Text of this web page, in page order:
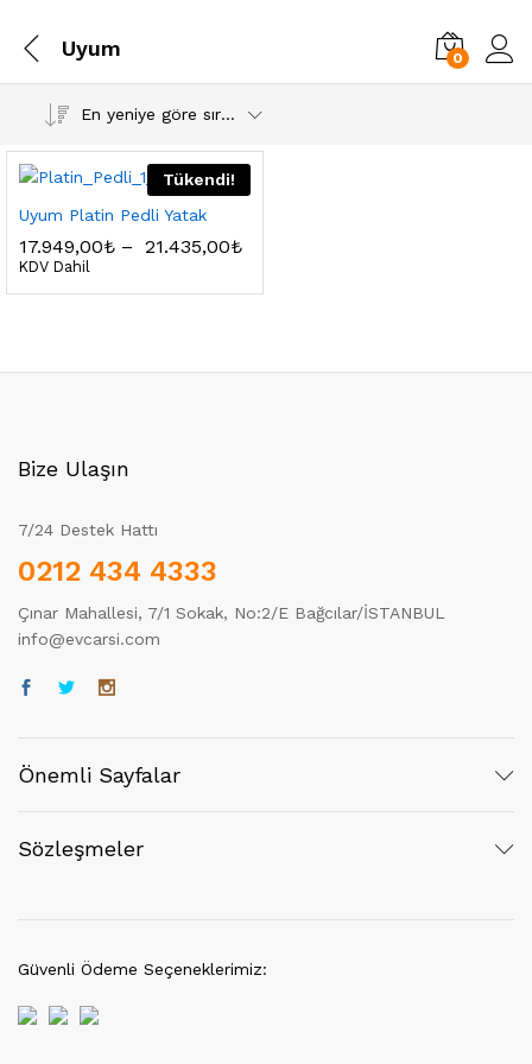
Uyum 0
En yeniye göre sırala
Tükendi!
Uyum Platin Pedli Yatak
17.949,00₺ – 21.435,00₺
KDV Dahil
Bize Ulaşın
7/24 Destek Hattı
0212 434 4333
Çınar Mahallesi, 7/1 Sokak, No:2/E Bağcılar/İSTANBUL
info@evcarsi.com
Önemli Sayfalar
Sözleşmeler
Güvenli Ödeme Seçeneklerimiz: